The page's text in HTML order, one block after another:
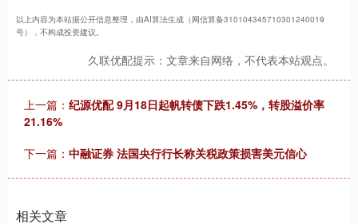
以上内容为本站据公开信息整理，由AI算法生成（网信算备310104345710301240019
号），不构成投资建议。
久联优配提示：文章来自网络，不代表本站观点。
上一篇： 纪源优配 9月18日起帆转债下跌1.45%，转股溢价率
21.16%
下一篇： 中融证券 法国央行行长称关税政策损害美元信心
相关文章